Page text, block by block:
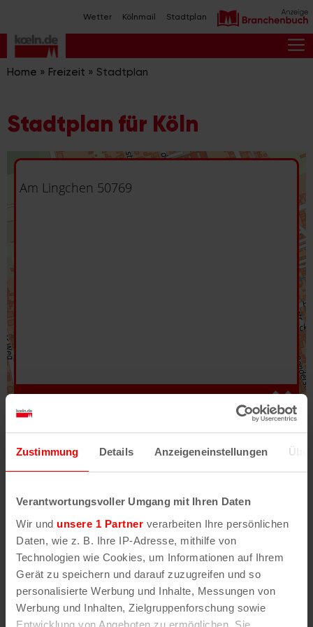
Zustimmung Details Anzeigeneinstellungen
Verantwortungsvoller Umgang mit Ihren Daten
Wir und unsere 1 Partner verarbeiten Ihre persönlichen
Daten, wie z. B. Ihre IP-Adresse, mithilfe von
Technologien wie Cookies, um Informationen auf Ihrem
Gerät zu speichern und darauf zuzugreifen und so
personalisierte Werbung und Inhalte, Messungen von
Werbung und Inhalten, Zielgruppenforschung sowie
Entwicklung von Angeboten zu ermöglichen. Sie
Inhalt
springen
Wetter Kölnmail Stadtplan
Home » Freizeit » Stadtplan
Stadtplan für Köln
Fehler/Problem melden
Darstellung des RVR-Kartenwerks
Stadtplanwerk
erhältst Du unsere koeln.de-Karte mit vielen
weiteren Details wie z.B. Hausnummern.
Unser Stadtplan basiert auf Daten des
OpenStreetMap
-Projekts (
© OpenStreetMap
Mitwirkende
) und von OpenCycleMap.org